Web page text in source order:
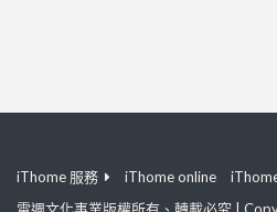
iThome 服務 iThome online